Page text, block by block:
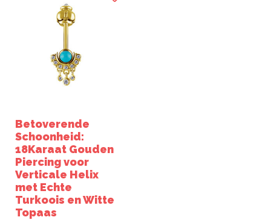
Betoverende
Schoonheid:
18Karaat Gouden
Piercing voor
Verticale Helix
met Echte
Turkoois en Witte
Topaas